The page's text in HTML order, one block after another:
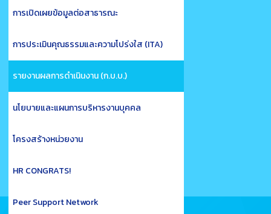
การเปิดเผยข้อมูลต่อสาธารณะ
การประเมินคุณธรรมและความโปร่งใส (ITA)
รายงานผลการดำเนินงาน (ก.บ.บ.)
นโยบายและแผนการบริหารงานบุคคล
โครงสร้างหน่วยงาน
HR CONGRATS!
Peer Support Network